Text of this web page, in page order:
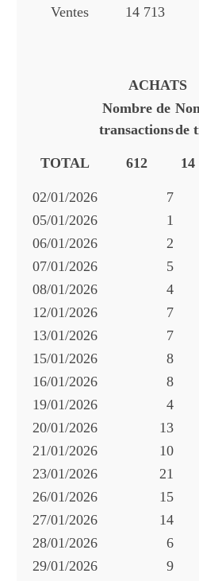
Ventes
14 713
ACHATS
Nombre de
transactionsde
TOTAL 612 14
02/01/2026 7
05/01/2026
1
06/01/2026
2
07/01/2026
5
08/01/2026
4
12/01/2026
7
13/01/2026
7
15/01/2026
8
16/01/2026
8
19/01/2026
4
20/01/2026
13
21/01/2026
10
23/01/2026
21
26/01/2026
15
27/01/2026
14
28/01/2026
6
29/01/2026
9